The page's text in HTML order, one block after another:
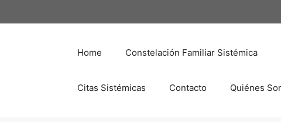
al
Home Constelación Familiar Sistémica
Citas Sistémicas Contacto Quiénes